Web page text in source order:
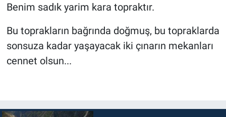
Benim sadık yarim kara topraktır.
Bu toprakların bağrında doğmuş, bu topraklarda
sonsuza kadar yaşayacak iki çınarın mekanları
cennet olsun...